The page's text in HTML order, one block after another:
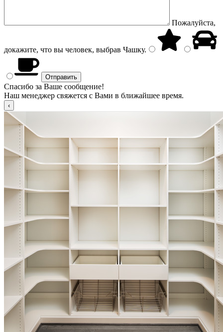
Пожалуйста,
докажите, что вы человек, выбрав Чашку.
Спасибо за Ваше сообщение!
Наш менеджер свяжется с Вами в ближайшее время.